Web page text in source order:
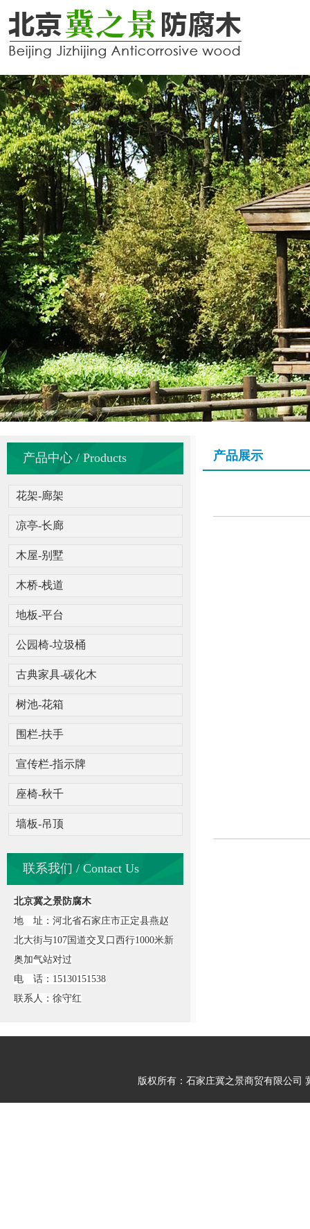
产品中心 / Products
花架-廊架
凉亭-长廊
木屋-别墅
木桥-栈道
地板-平台
公园椅-垃圾桶
古典家具-碳化木
树池-花箱
围栏-扶手
宣传栏-指示牌
座椅-秋千
墙板-吊顶
联系我们 / Contact Us
北京冀之景防腐木
地 址：河北省石家庄市正定县燕赵
北大街与107国道交叉口西行1000米新
奥加气站对过
电 话：15130151538
联系人：徐守红
产品展示
版权所有：石家庄冀之景商贸有限公司